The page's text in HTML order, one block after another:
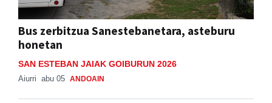
Bus zerbitzua Sanestebanetara, asteburu
honetan
SAN ESTEBAN JAIAK GOIBURUN 2026
Aiurri abu 05 ANDOAIN